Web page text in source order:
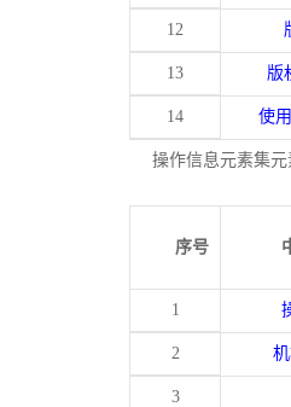
12
13 版
14 使
操作信息元素集
序号
1
2
3